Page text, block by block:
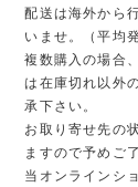
配送は海外から
いませ。（平均
複数購入の場合
は在庫切れ以外
承下さい。
お取り寄せ先の
ますので予めご
当オンラインシ